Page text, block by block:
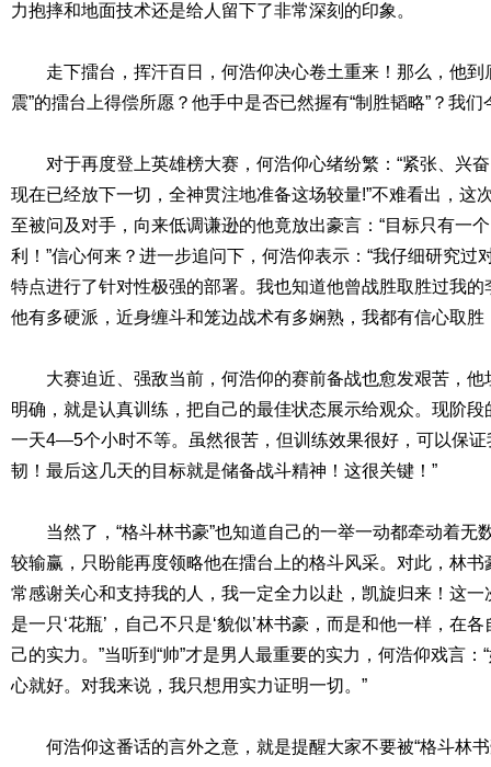
力抱摔和地面技术还是给人留下了非常深刻的印象。
走下擂台，挥汗百日，何浩仰决心卷土重来！那么，他到
震”的擂台上得偿所愿？他手中是否已然握有“制胜韬略”？我
对于再度登上英雄榜大赛，何浩仰心绪纷繁：“紧张、兴奋
现在已经放下一切，全神贯注地准备这场较量!”不难看出，这
至被问及对手，向来低调谦逊的他竟放出豪言：“目标只有一
利！”信心何来？进一步追问下，何浩仰表示：“我仔细研究过
特点进行了针对性极强的部署。我也知道他曾战胜取胜过我
他有多硬派，近身缠斗和笼边战术有多娴熟，我都有信心取胜
大赛迫近、强敌当前，何浩仰的赛前备战也愈发艰苦，他
明确，就是认真训练，把自己的最佳状态展示给观众。现阶
一天4—5个小时不等。虽然很苦，但训练效果很好，可以保
韧！最后这几天的目标就是储备战斗精神！这很关键！”
当然了，“格斗林书豪”也知道自己的一举一动都牵动着无
较输赢，只盼能再度领略他在擂台上的格斗风采。对此，林书
常感谢关心和支持我的人，我一定全力以赴，凯旋归来！这
是一只‘花瓶’，自己不只是‘貌似’林书豪，而是和他一样，在
己的实力。”当听到“帅”才是男人最重要的实力，何浩仰戏言
心就好。对我来说，我只想用实力证明一切。”
何浩仰这番话的言外之意，就是提醒大家不要被“格斗林书